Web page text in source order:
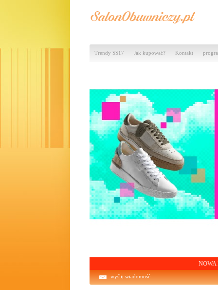
Trendy SS17 Jak kupować? Kontakt
NOWA
wyślij wiadomość